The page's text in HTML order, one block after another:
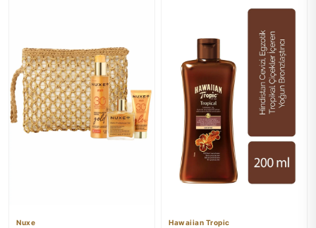
Nuxe Hawaiian Tropic